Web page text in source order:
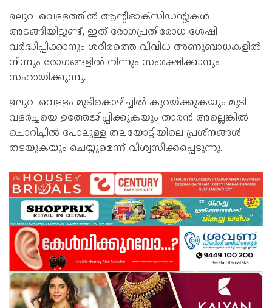
ഉലുവ വെള്ളത്തിൽ ആന്റിഓക്‌സിഡന്റുകൾ
അടങ്ങിയിട്ടുണ്ട്, ഇത് രോഗപ്രതിരോധ ശേഷി
വർദ്ധിപ്പിക്കാനും ശരീരത്തെ വിവിധ അണുബാധകളിൽ
നിന്നും രോഗങ്ങളിൽ നിന്നും സംരക്ഷിക്കാനും
സഹായിക്കുന്നു.
ഉലുവ വെള്ളം മുടികൊഴിച്ചിൽ കുറയ്ക്കുകയും മുടി
വളർച്ചയെ ഉത്തേജിപ്പിക്കുകയും താരൻ അല്ലെങ്കിൽ
ചൊറിച്ചിൽ പോലുള്ള തലയോട്ടിയിലെ പ്രശ്നങ്ങൾ
തടയുകയും ചെയ്യുമെന്ന് വിശ്വസിക്കപ്പെടുന്നു.